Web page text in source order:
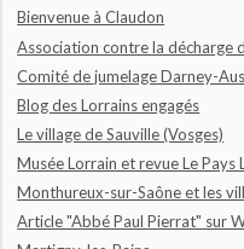
Bienvenue à Claudon
Association contre la décharge
Comité de jumelage Darney-
Blog des Lorrains engagés
Le village de Sauville (Vosges)
Musée Lorrain et revue Le Pays
Monthureux-sur-Saône et les
Article "Abbé Paul Pierrat" sur